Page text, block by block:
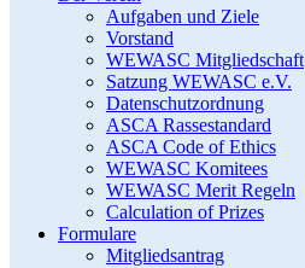
Aufgaben und Ziele
Vorstand
WEWASC Mitgliedschaft
Satzung WEWASC e.V.
Datenschutzordnung
ASCA Rassestandard
ASCA Code of Ethics
WEWASC Komitees
WEWASC Merit Regeln
Calculation of Prizes
Formulare
Mitgliedsantrag